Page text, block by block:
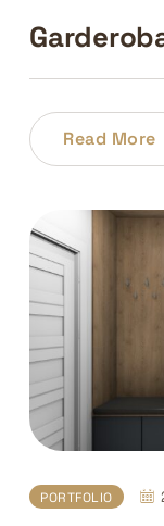
Read More
PORTFOLIO